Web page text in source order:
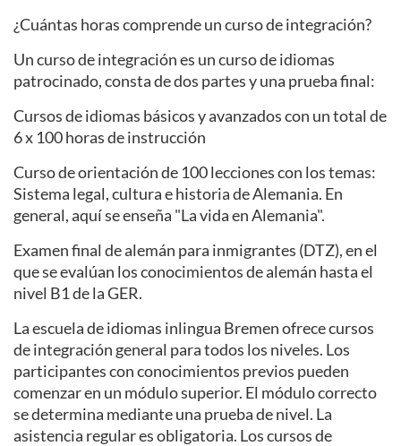
¿Cuántas horas comprende un curso de integración?
Un curso de integración es un curso de idiomas
patrocinado, consta de dos partes y una prueba final:
Cursos de idiomas básicos y avanzados con un total de
6 x 100 horas de instrucción
Curso de orientación de 100 lecciones con los temas:
Sistema legal, cultura e historia de Alemania. En
general, aquí se enseña "La vida en Alemania".
Examen final de alemán para inmigrantes (DTZ), en el
que se evalúan los conocimientos de alemán hasta el
nivel B1 de la GER.
La escuela de idiomas inlingua Bremen ofrece cursos
de integración general para todos los niveles. Los
participantes con conocimientos previos pueden
comenzar en un módulo superior. El módulo correcto
se determina mediante una prueba de nivel. La
asistencia regular es obligatoria. Los cursos de